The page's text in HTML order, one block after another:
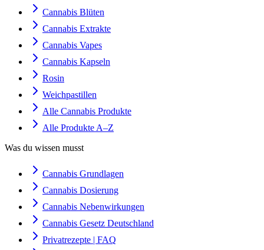
Cannabis Blüten
Cannabis Extrakte
Cannabis Vapes
Cannabis Kapseln
Rosin
Weichpastillen
Alle Cannabis Produkte
Alle Produkte A–Z
Was du wissen musst
Cannabis Grundlagen
Cannabis Dosierung
Cannabis Nebenwirkungen
Cannabis Gesetz Deutschland
Privatrezepte | FAQ